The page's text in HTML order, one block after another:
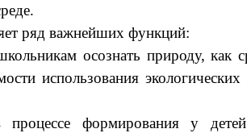
ряд важнейших функций:
осознать природу, как
использования
процессе формирования у детей